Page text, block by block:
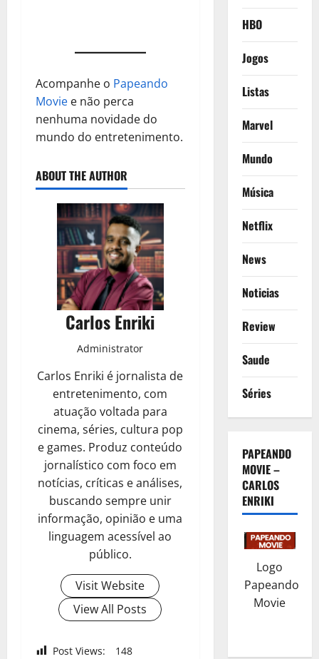
Acompanhe o Papeando
Movie e não perca
nenhuma novidade do
mundo do entretenimento.
ABOUT THE AUTHOR
Carlos Enriki
Administrator
Carlos Enriki é jornalista de
entretenimento, com
atuação voltada para
cinema, séries, cultura pop
e games. Produz conteúdo
jornalístico com foco em
notícias, críticas e análises,
buscando sempre unir
informação, opinião e uma
linguagem acessível ao
público.
Visit Website
View All Posts
Post Views: 148
HBO
Jogos
Listas
Marvel
Mundo
Música
Netflix
News
Noticias
Review
Saude
Séries
PAPEANDO
MOVIE –
CARLOS
ENRIKI
Logo
Papeando
Movie